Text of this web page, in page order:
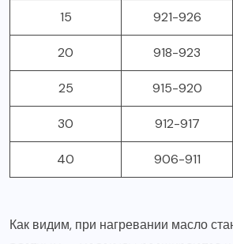
15 921-926
20 918-923
25 915-920
30 912-917
40 906-911
Как видим, при нагревании масло